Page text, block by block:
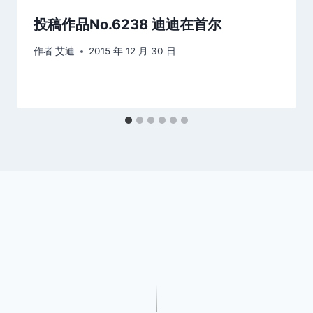
投稿作品No.6238 迪迪在首尔
作者艾迪 2015 年 12 月 30 日